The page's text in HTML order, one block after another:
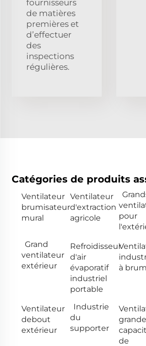
fournisseurs
de matières
premières et
d’effectuer
des
inspections
régulières.
Catégories de produits
Ventilateur
brumisateur
mural
Ventilateur
d'extraction
agricole
pour
Grand
ventilateur
extérieur
Refroidisseur
d'air
évaporatif
industriel
portable
à
Ventilateur
debout
extérieur
Industrie
du
supporter
grande
de